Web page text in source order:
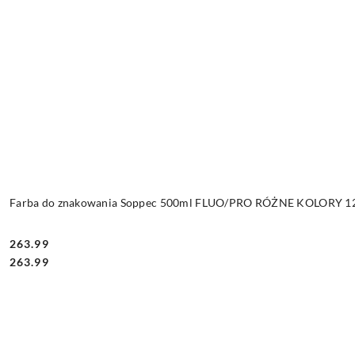
Farba do znakowania Soppec 500ml FLUO/PRO RÓŻNE KOLORY
Cena:
263.99
Cena:
263.99